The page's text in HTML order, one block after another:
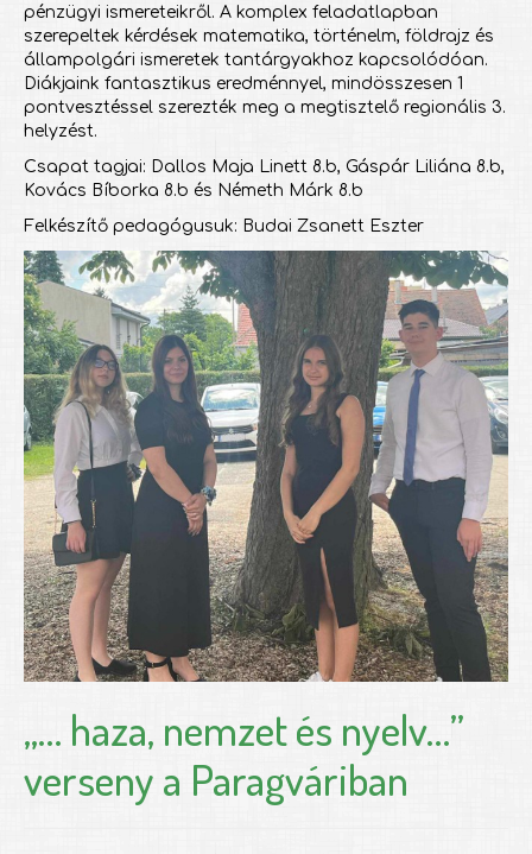
pénzügyi ismereteikről. A komplex feladatlapban
szerepeltek kérdések matematika, történelm, földrajz és
állampolgári ismeretek tantárgyakhoz kapcsolódóan.
Diákjaink fantasztikus eredménnyel, mindösszesen 1
pontvesztéssel szerezték meg a megtisztelő regionális 3.
helyzést.
Csapat tagjai: Dallos Maja Linett 8.b, Gáspár Liliána 8.b,
Kovács Bíborka 8.b és Németh Márk 8.b
Felkészítő pedagógusuk: Budai Zsanett Eszter
„… haza, nemzet és nyelv…”
verseny a Paragváriban